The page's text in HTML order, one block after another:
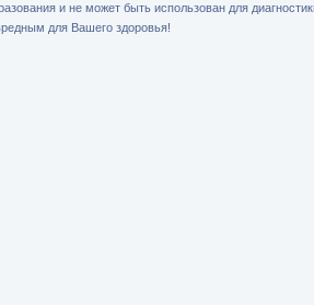
и не может быть использован для
для Вашего здоровья!